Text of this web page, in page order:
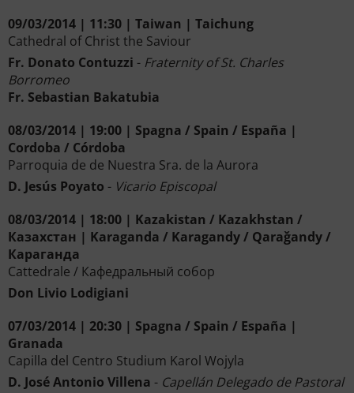
09/03/2014 | 11:30 | Taiwan | Taichung
Cathedral of Christ the Saviour
Fr. Donato Contuzzi - Fraternity of St. Charles
Borromeo
Fr. Sebastian Bakatubia
08/03/2014 | 19:00 | Spagna / Spain / España |
Cordoba / Córdoba
Parroquia de de Nuestra Sra. de la Aurora
D. Jesús Poyato - Vicario Episcopal
08/03/2014 | 18:00 | Kazakistan / Kazakhstan /
Казахстан | Karaganda / Karagandy / Qaraǧandy /
Караганда
Cattedrale / Кафедральный собор
Don Livio Lodigiani
07/03/2014 | 20:30 | Spagna / Spain / España |
Granada
Capilla del Centro Studium Karol Wojyla
D. José Antonio Villena - Capellán Delegado de Pastoral